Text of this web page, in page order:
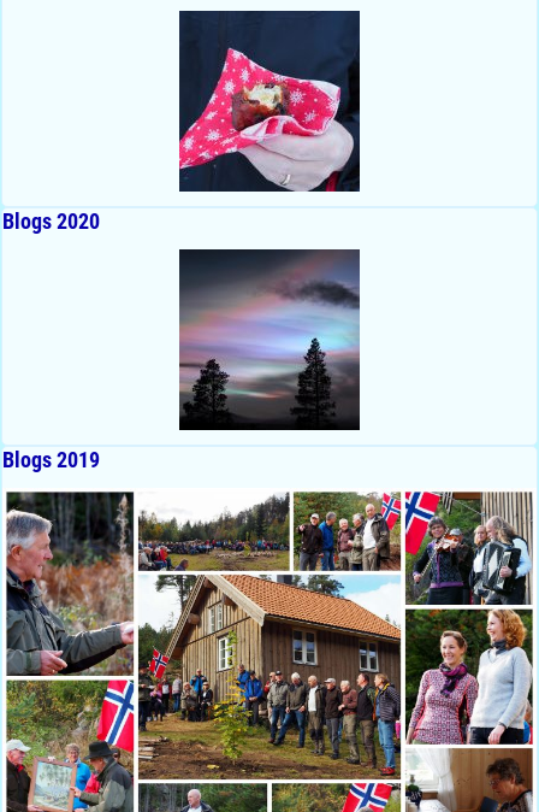
Blogs 2020
Blogs 2019